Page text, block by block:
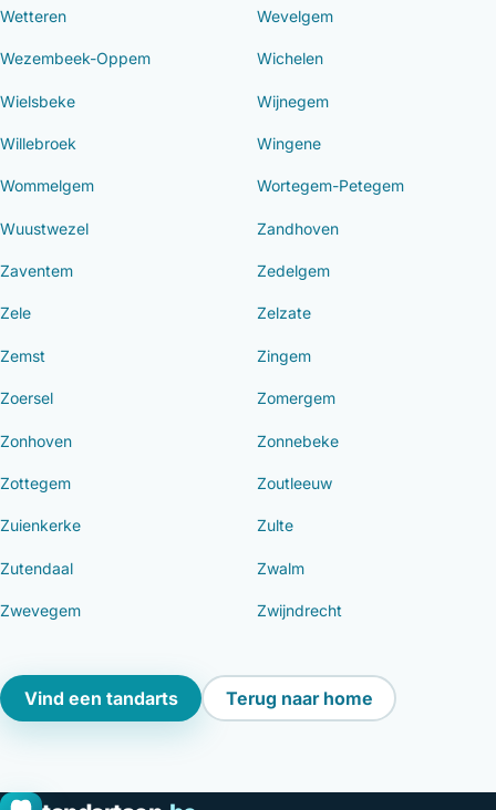
Wetteren Wevelgem
Wezembeek-Oppem Wichelen
Wielsbeke Wijnegem
Willebroek Wingene
Wommelgem Wortegem-Petegem
Wuustwezel Zandhoven
Zaventem Zedelgem
Zele Zelzate
Zemst Zingem
Zoersel Zomergem
Zonhoven Zonnebeke
Zottegem Zoutleeuw
Zuienkerke Zulte
Zutendaal Zwalm
Zwevegem Zwijndrecht
Vind een tandarts Terug naar home